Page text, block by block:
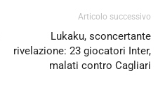
Articolo successivo
Lukaku, sconcertante
rivelazione: 23 giocatori Inter,
malati contro Cagliari